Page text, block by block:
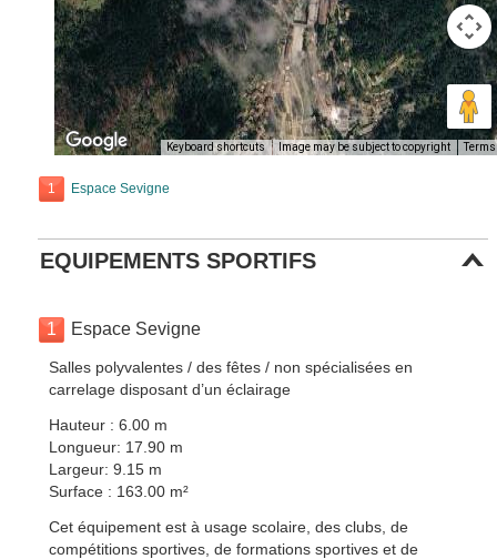
Keyboard shortcuts Image may be subject to copyright Terms
1 Espace Sevigne
EQUIPEMENTS SPORTIFS
1 Espace Sevigne
Salles polyvalentes / des fêtes / non spécialisées en
carrelage disposant d’un éclairage
Hauteur : 6.00 m
Longueur: 17.90 m
Largeur: 9.15 m
Surface : 163.00 m²
Cet équipement est à usage scolaire, des clubs, de
compétitions sportives, de formations sportives et de